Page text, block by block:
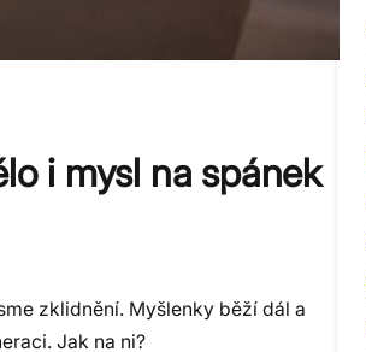
i mysl na spánek
zklidnění. Myšlenky běží dál a
Jak na ni?